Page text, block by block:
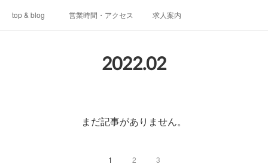
top & blog 営業時間・アクセス 求人案内
2022.02
まだ記事がありません。
1 2 3